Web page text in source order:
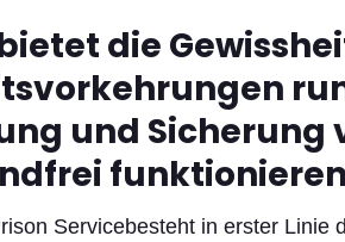
die
und Sicherung
Servicebesteht in erster Linie